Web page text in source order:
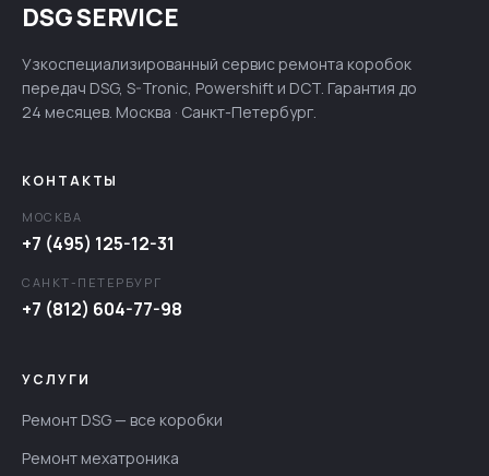
DSG SERVICE
Узкоспециализированный сервис ремонта коробок
передач DSG, S-Tronic, Powershift и DCT. Гарантия до
24 месяцев. Москва · Санкт-Петербург.
КОНТАКТЫ
МОСКВА
+7 (495) 125-12-31
САНКТ-ПЕТЕРБУРГ
+7 (812) 604-77-98
УСЛУГИ
Ремонт DSG — все коробки
Ремонт мехатроника